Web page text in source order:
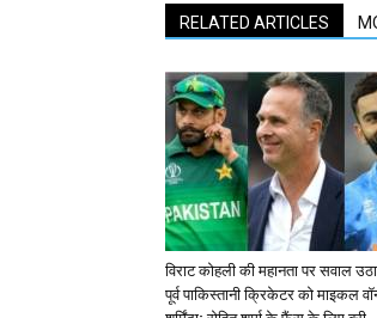
RELATED ARTICLES
विराट कोहली की महानता पर सवाल
पूर्व पाकिस्तानी क्रिकेटर को माइकल